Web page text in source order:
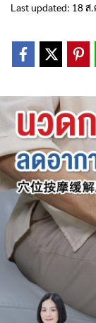
Last updated: 18 ส